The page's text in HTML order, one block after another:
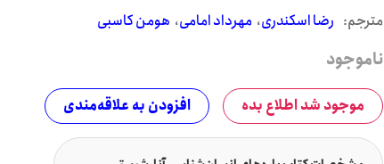
مترجم: رضا اسکندری مهرداد امامی هومن کاسبی
ناموجود
موجود شد اطلاع بده افزودن به علاقه‌مندی